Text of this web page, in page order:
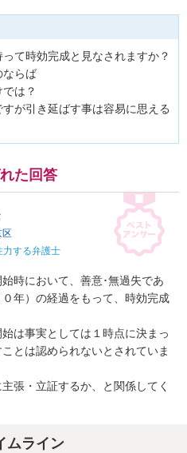
て時効完成と見なされますか？
ならば
は？
が引き延ばす事は容易に思える
た回答
区
力する弁護士
時において、善意･無過失であ
年）の経過をもって、時効完成
は事実としては１時点に決まっ
とは認められないとされていま
張・立証するか、と関係してく
ムライン